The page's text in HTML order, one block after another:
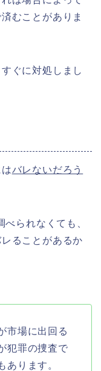
むことがありま
ぐに対処しまし
バレないだろう
られなくても、
ることがあるか
市場に出回る
犯罪の捜査で
あります。